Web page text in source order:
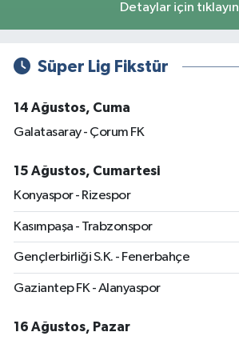
Detaylar için tıklayın
Süper Lig Fikstür
14 Ağustos, Cuma
Galatasaray - Çorum FK
15 Ağustos, Cumartesi
Konyaspor - Rizespor
Kasımpaşa - Trabzonspor
Gençlerbirliği S.K. - Fenerbahçe
Gaziantep FK - Alanyaspor
16 Ağustos, Pazar